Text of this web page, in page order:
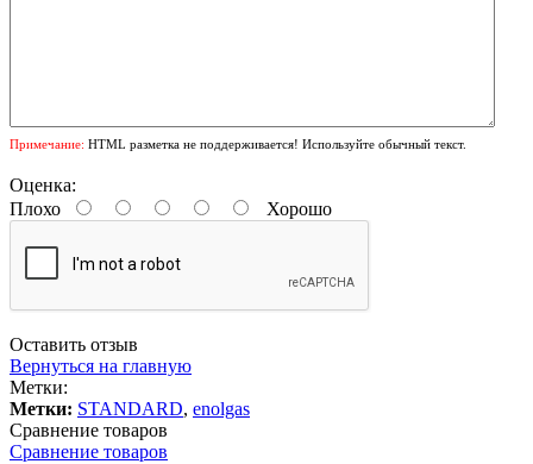
Примечание: HTML разметка не поддерживается! Используйте обычный текст.
Оценка:
Плохо
Хорошо
Оставить отзыв
Вернуться на главную
Метки:
Метки: STANDARD, enolgas
Сравнение товаров
Сравнение товаров